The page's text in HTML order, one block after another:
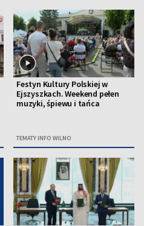
Festyn Kultury Polskiej w
Ejszyszkach. Weekend pełen
muzyki, śpiewu i tańca
TEMATY INFO WILNO